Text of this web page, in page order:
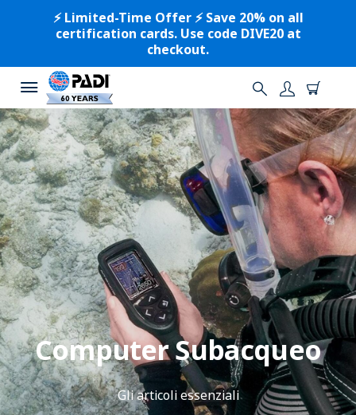
⚡️ Limited-Time Offer ⚡️ Save 20% on all
certification cards. Use code DIVE20 at
checkout.
Computer Subacqueo
Gli articoli essenziali